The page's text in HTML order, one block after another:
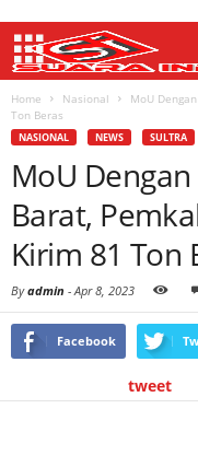
Home Nasional
MoU
Ton Beras
NASIONAL NEWS SULTRA
MoU
Barat,
Kirim 81 Ton
Byadmin - Apr 8, 2023
Facebook
tweet